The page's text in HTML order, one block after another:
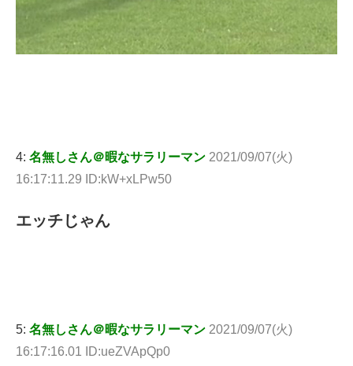
4: 名無しさん＠暇なサラリーマン 2021/09/07(火)
16:17:11.29 ID:kW+xLPw50
エッチじゃん
5: 名無しさん＠暇なサラリーマン 2021/09/07(火)
16:17:16.01 ID:ueZVApQp0